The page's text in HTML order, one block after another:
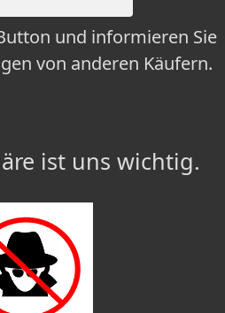
und informieren Sie
von anderen Käufern.
ist uns wichtig.